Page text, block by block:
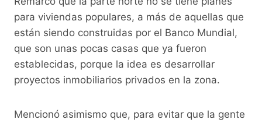
para viviendas populares, a más de aquellas que
están siendo construidas por el Banco Mundial,
que son unas pocas casas que ya fueron
establecidas, porque la idea es desarrollar
proyectos inmobiliarios privados en la zona.
Mencionó asimismo que, para evitar que la gente